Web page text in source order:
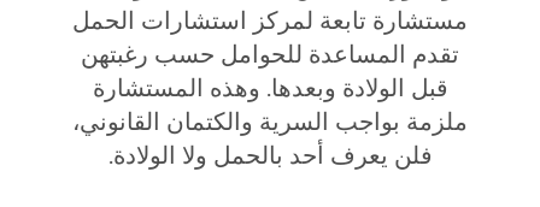
مستشارة تابعة لمركز استشارات الحمل
تقدم المساعدة للحوامل حسب رغبتهن
قبل الولادة وبعدها. وهذه المستشارة
ملزمة بواجب السرية والكتمان القانوني،
فلن يعرف أحد بالحمل ولا الولادة.